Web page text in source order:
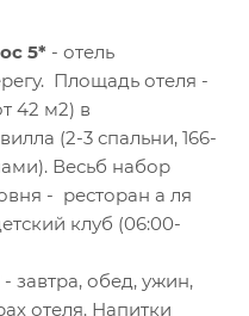
5* - отель
Площадь отеля -
42 м2) в
(2-3 спальни, 166-
Весьб набор
- ресторан а ля
клуб (06:00-
завтра, обед, ужин,
отеля. Напитки